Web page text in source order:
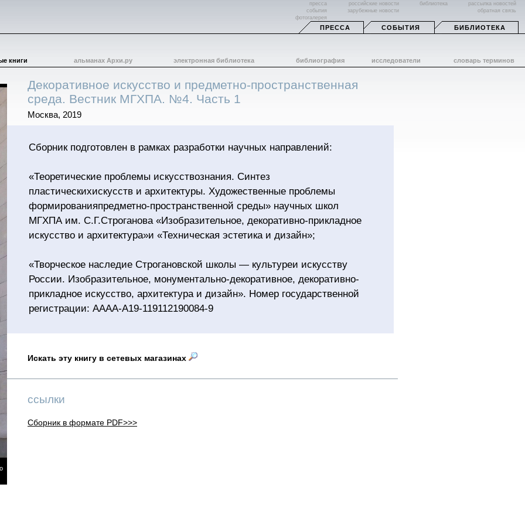
пресса
события
фотогалерея
российские новости
зарубежные новости
библиотека
рассылка новостей
обратная связь
ПРЕССА СОБЫТИЯ БИБЛИОТЕКА
книги альманах Архи.ру электронная библиотека библиография исследователи словарь терминов
Декоративное искусство и предметно-пространственная
среда. Вестник МГХПА. №4. Часть 1
Москва, 2019
Сборник подготовлен в рамках разработки научных направлений:
«Теоретические проблемы искусствознания. Синтез
пластическихискусств и архитектуры. Художественные проблемы
формированияпредметно-пространственной среды» научных школ
МГХПА им. С.Г.Строганова «Изобразительное, декоративно-прикладное
искусство и архитектура»и «Техническая эстетика и дизайн»;
«Творческое наследие Строгановской школы — культуреи искусству
России. Изобразительное, монументально-декоративное, декоративно-
прикладное искусство, архитектура и дизайн». Номер государственной
регистрации: АААА-А19-119112190084-9
Искать эту книгу в сетевых магазинах
ссылки
Сборник в формате PDF>>>